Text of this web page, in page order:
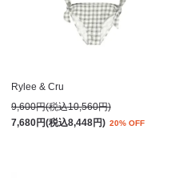
Rylee & Cru
9,600円(税込10,560円)
7,680円(税込8,448円) 20% OFF